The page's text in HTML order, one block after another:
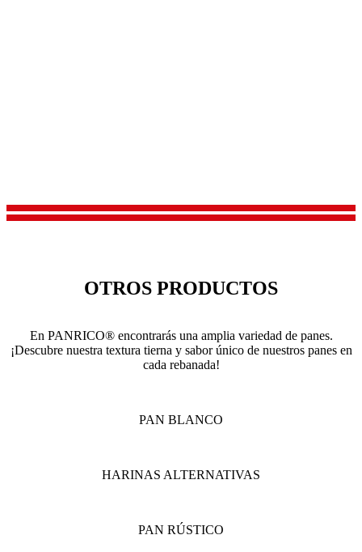
OTROS PRODUCTOS
En PANRICO® encontrarás una amplia variedad de panes.
¡Descubre nuestra textura tierna y sabor único de nuestros panes en
cada rebanada!
PAN BLANCO
HARINAS ALTERNATIVAS
PAN RÚSTICO